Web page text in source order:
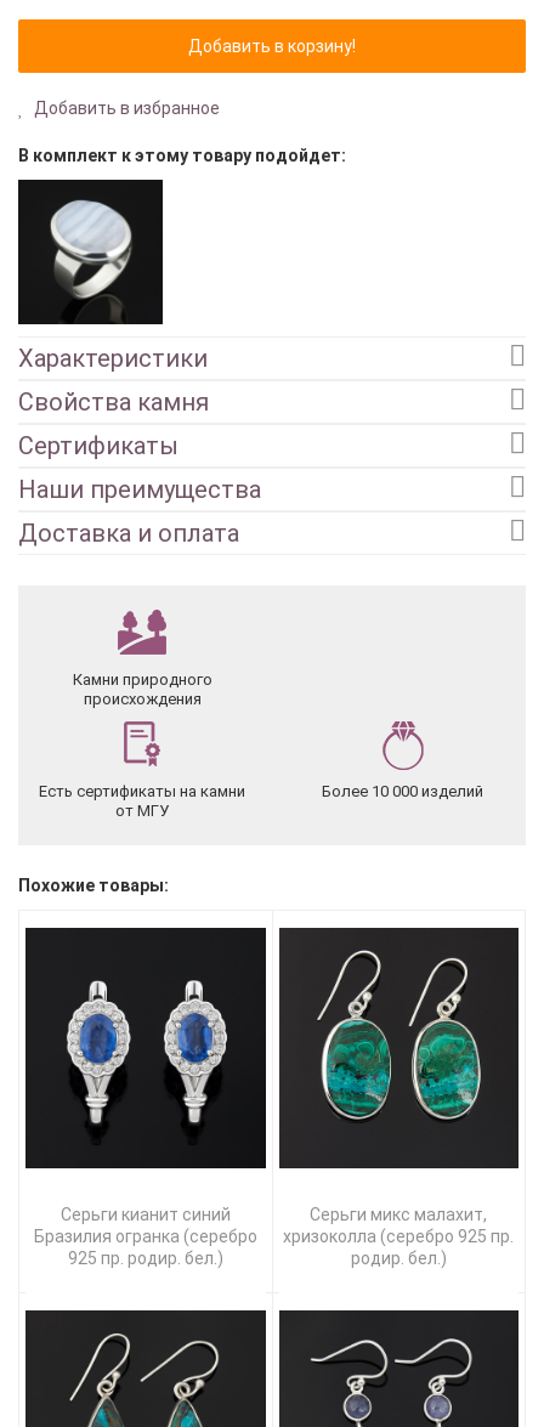
Добавить в избранное
В комплект к этому товару подойдет:
Характеристики
Свойства камня
Сертификаты
Наши преимущества
Доставка и оплата
Камни природного
происхождения
Есть сертификаты на камни
от МГУ
Более 10 000 изделий
Похожие товары:
Серьги кианит синий
Бразилия огранка (серебро
925 пр. родир. бел.)
Серьги микс малахит,
хризоколла (серебро 925 пр.
родир. бел.)